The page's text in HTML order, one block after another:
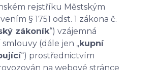
rejstříku Městským
§ 1751 odst. 1 zákona č.
zákoník“) vzájemná
(dále jen „kupní
“) prostřednictvím
na webové stránce